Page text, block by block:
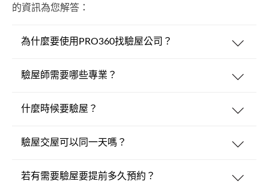
的資訊為您解答：
為什麼要使用PRO360找驗屋公司？
驗屋師需要哪些專業？
什麼時候要驗屋？
驗屋交屋可以同一天嗎？
若有需要驗屋要提前多久預約？